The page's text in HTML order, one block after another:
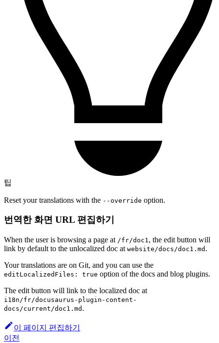
팁
Reset your translations with the --override option.
번역한 화면 URL 편집하기
When the user is browsing a page at /fr/doc1, the edit button will
link by default to the unlocalized doc at website/docs/doc1.md .
Your translations are on Git, and you can use the
editLocalizedFiles: true option of the docs and blog plugins.
The edit button will link to the localized doc at
i18n/fr/docusaurus-plugin-content-
docs/current/doc1.md .
이 페이지 편집하기
이전